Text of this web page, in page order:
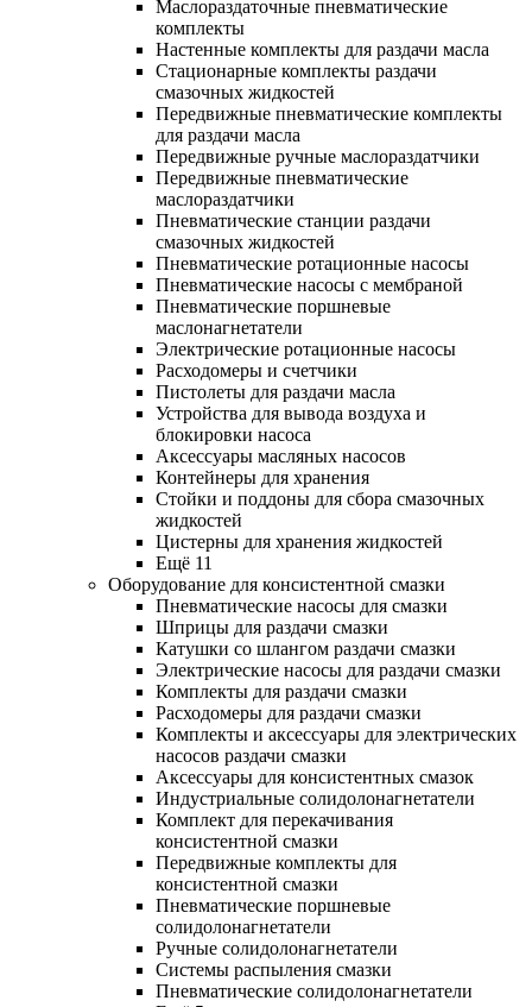
Маслораздаточные пневматические
комплекты
Настенные комплекты для раздачи масла
Стационарные комплекты раздачи
смазочных жидкостей
Передвижные пневматические комплекты
для раздачи масла
Передвижные ручные маслораздатчики
Передвижные пневматические
маслораздатчики
Пневматические станции раздачи
смазочных жидкостей
Пневматические ротационные насосы
Пневматические насосы с мембраной
Пневматические поршневые
маслонагнетатели
Электрические ротационные насосы
Расходомеры и счетчики
Пистолеты для раздачи масла
Устройства для вывода воздуха и
блокировки насоса
Аксессуары масляных насосов
Контейнеры для хранения
Стойки и поддоны для сбора смазочных
жидкостей
Цистерны для хранения жидкостей
Ещё 11
Оборудование для консистентной смазки
Пневматические насосы для смазки
Шприцы для раздачи смазки
Катушки со шлангом раздачи смазки
Электрические насосы для раздачи смазки
Комплекты для раздачи смазки
Расходомеры для раздачи смазки
Комплекты и аксессуары для электрических
насосов раздачи смазки
Аксессуары для консистентных смазок
Индустриальные солидолонагнетатели
Комплект для перекачивания
консистентной смазки
Передвижные комплекты для
консистентной смазки
Пневматические поршневые
солидолонагнетатели
Ручные солидолонагнетатели
Системы распыления смазки
Пневматические солидолонагнетатели